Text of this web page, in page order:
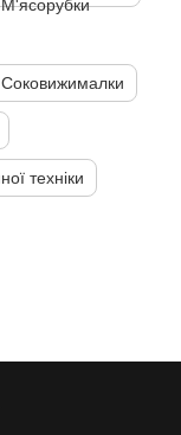
Соковижималки
техніки